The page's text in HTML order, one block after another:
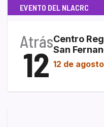
EVENTO DEL NLACRC
Atrás
12
Centro
San
12 de